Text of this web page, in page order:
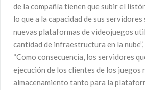
de la compañía tienen que subir el
lo que a la capacidad de sus servidores
nuevas plataformas de videojuegos
cantidad de infraestructura en la
“Como consecuencia, los servidores
ejecución de los clientes de los juegos
almacenamiento tanto para la